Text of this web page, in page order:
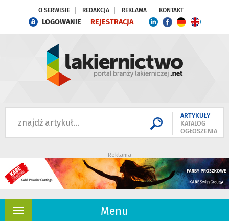
O SERWISIE REDAKCJA REKLAMA KONTAKT
LOGOWANIE REJESTRACJA
ARTYKUŁY
KATALOG
OGŁOSZENIA
Reklama
Menu
Rozwiń